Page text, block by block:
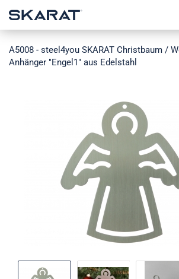
A5008 - steel4you SKARAT Christbaum /
Anhänger "Engel1" aus Edelstahl